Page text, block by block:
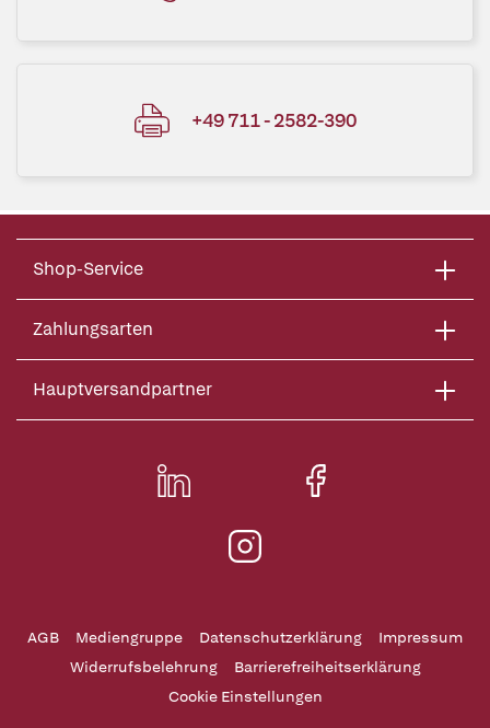
+49 711 - 2582-390
Shop-Service
Zahlungsarten
Hauptversandpartner
AGB Mediengruppe Datenschutzerklärung
Impressum
Widerrufsbelehrung
Barrierefreiheitserklärung
Cookie Einstellungen